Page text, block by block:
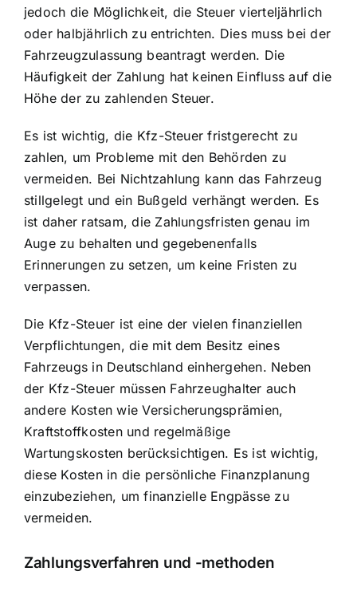
jedoch die Möglichkeit, die Steuer vierteljährlich
oder halbjährlich zu entrichten. Dies muss bei der
Fahrzeugzulassung beantragt werden. Die
Häufigkeit der Zahlung hat keinen Einfluss auf die
Höhe der zu zahlenden Steuer.
Es ist wichtig, die Kfz-Steuer fristgerecht zu
zahlen, um Probleme mit den Behörden zu
vermeiden. Bei Nichtzahlung kann das Fahrzeug
stillgelegt und ein Bußgeld verhängt werden. Es
ist daher ratsam, die Zahlungsfristen genau im
Auge zu behalten und gegebenenfalls
Erinnerungen zu setzen, um keine Fristen zu
verpassen.
Die Kfz-Steuer ist eine der vielen finanziellen
Verpflichtungen, die mit dem Besitz eines
Fahrzeugs in Deutschland einhergehen. Neben
der Kfz-Steuer müssen Fahrzeughalter auch
andere Kosten wie Versicherungsprämien,
Kraftstoffkosten und regelmäßige
Wartungskosten berücksichtigen. Es ist wichtig,
diese Kosten in die persönliche Finanzplanung
einzubeziehen, um finanzielle Engpässe zu
vermeiden.
Zahlungsverfahren und -methoden